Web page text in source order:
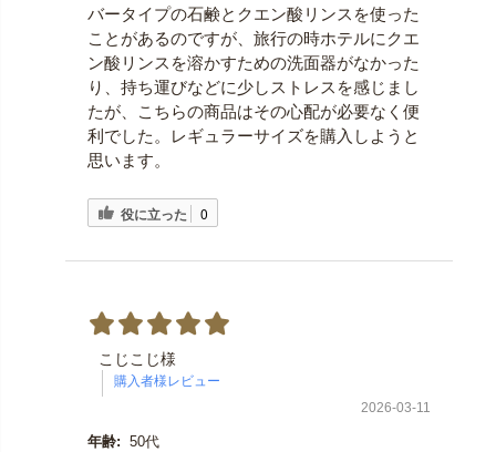
バータイプの石鹸とクエン酸リンスを使った
ことがあるのですが、旅行の時ホテルにクエ
ン酸リンスを溶かすための洗面器がなかった
り、持ち運びなどに少しストレスを感じまし
たが、こちらの商品はその心配が必要なく便
利でした。レギュラーサイズを購入しようと
思います。
役に立った 0
こじこじ様
2026-03-11
年齢: 50代